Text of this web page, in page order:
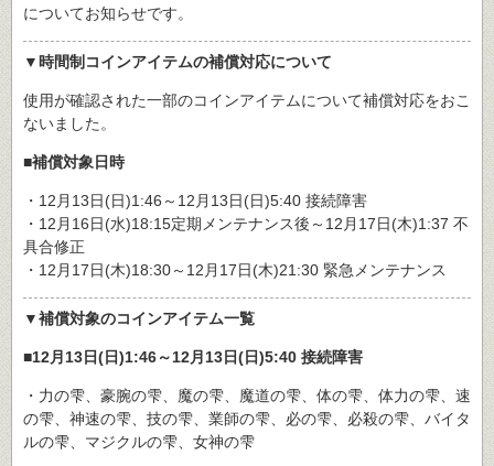
についてお知らせです。
▼時間制コインアイテムの補償対応について
使用が確認された一部のコインアイテムについて補償対応をおこ
ないました。
■補償対象日時
・12月13日(日)1:46～12月13日(日)5:40 接続障害
・12月16日(水)18:15定期メンテナンス後～12月17日(木)1:37 不
具合修正
・12月17日(木)18:30～12月17日(木)21:30 緊急メンテナンス
▼補償対象のコインアイテム一覧
■12月13日(日)1:46～12月13日(日)5:40 接続障害
・力の雫、豪腕の雫、魔の雫、魔道の雫、体の雫、体力の雫、速
の雫、神速の雫、技の雫、業師の雫、必の雫、必殺の雫、バイタ
ルの雫、マジクルの雫、女神の雫